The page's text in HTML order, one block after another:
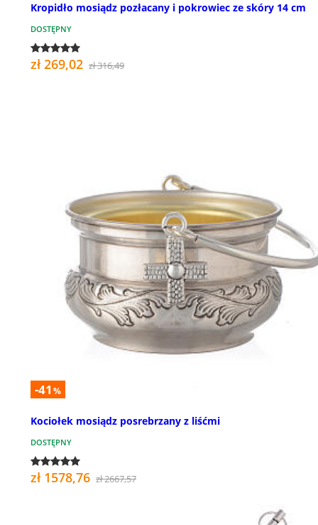
Kropidło mosiądz pozłacany i pokrowiec ze skóry 14 cm
DOSTĘPNY
zł 269,02 zł 316,49
-41 %
Kociołek mosiądz posrebrzany z liśćmi
DOSTĘPNY
zł 1578,76 zł 2667,57